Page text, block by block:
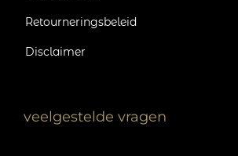
Retourneringsbeleid
Disclaimer
veelgestelde vragen